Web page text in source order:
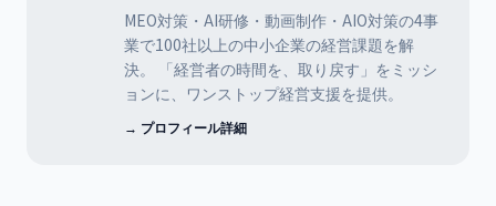
MEO対策・AI研修・動画制作・AIO対策の4事
業で100社以上の中小企業の経営課題を解
決。 「経営者の時間を、取り戻す」をミッシ
ョンに、ワンストップ経営支援を提供。
→ プロフィール詳細